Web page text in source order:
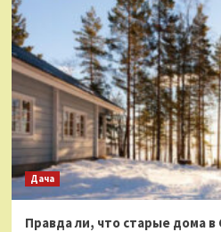
Дача
Правда ли, что старые дома в